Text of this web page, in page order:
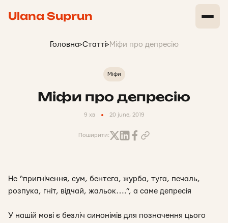
Ulana Suprun
Головна>Статті> Міфи про депресію
Міфи
Міфи про депресію
9 хв 20 june, 2019
Поширити:
Не “пригнічення, сум, бентега, журба, туга, печаль,
розпука, гніт, відчай, жальок….”, а саме депресія
У нашій мові є безліч синонімів для позначення цього